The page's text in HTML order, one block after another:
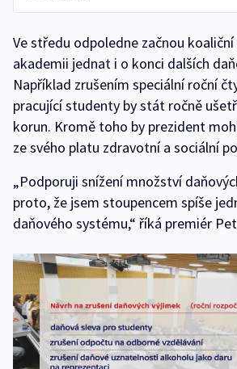
Ve středu odpoledne začnou
akademii jednat i o konci dalších
Například zrušením speciální roční
pracující studenty by stát ročně
korun. Kromě toho by prezident
ze svého platu zdravotní a sociální
„Podporuji snížení množství
proto, že jsem stoupencem spíše
daňového systému,“ říká premiér